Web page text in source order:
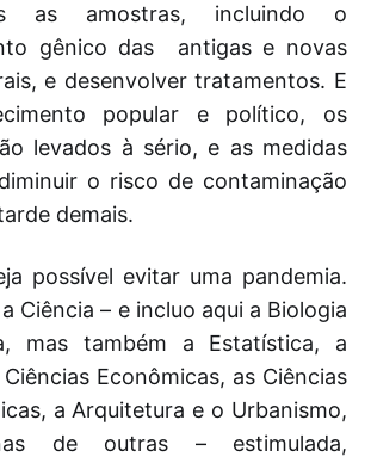
as amostras, incluindo o
gênico das antigas e novas
e desenvolver tratamentos. E
popular e político, os
levados à sério, e as medidas
o risco de contaminação
demais.
possível evitar uma pandemia.
Ciência – e incluo aqui a Biologia
mas também a Estatística, a
Econômicas, as Ciências
a Arquitetura e o Urbanismo,
de outras – estimulada,